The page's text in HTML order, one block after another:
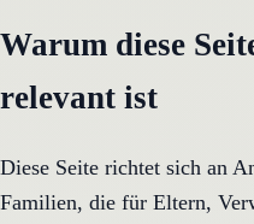
Warum diese
relevant ist
Diese Seite richtet sich an
Familien, die für Eltern,